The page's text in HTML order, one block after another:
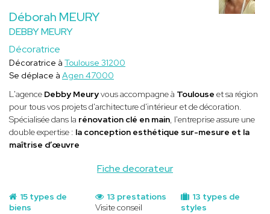
Déborah MEURY
DEBBY MEURY
Décoratrice
Fiche decorateur
Décoratrice à Toulouse 31200
Se déplace à Agen 47000
L'agence Debby Meuryvous accompagne à Toulouse et sa région
pour tous vos projets d'architecture d'intérieur et de décoration.
Spécialisée dans la rénovation clé en main, l'entreprise assure une
double expertise : la conception esthétique sur-mesure et la
maîtrise d’œuvre
15 types de
biens
13 types de
styles
13 prestations
Visite conseil